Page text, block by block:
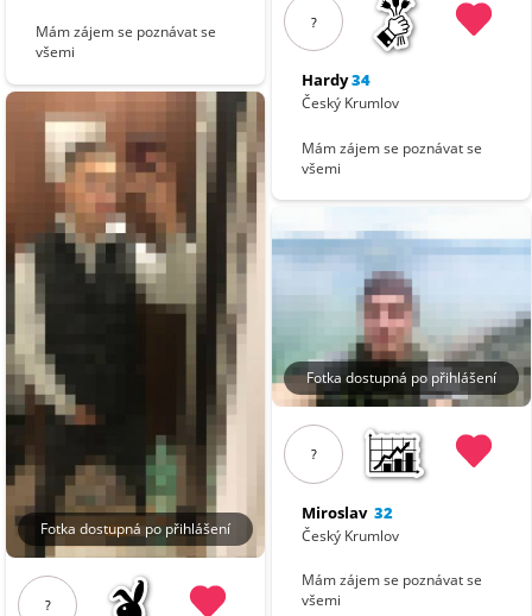
Mám zájem se poznávat se
všemi
Fotka dostupná po přihlášení
?
?
Hardy34
Český Krumlov
Mám zájem se poznávat se
všemi
Fotka dostupná po přihlášení
?
Miroslav 32
Český Krumlov
Mám zájem se poznávat se
všemi